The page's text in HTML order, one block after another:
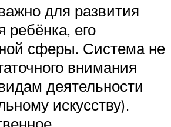
для развития
ребёнка, его
сферы. Система не
внимания
деятельности
искусству).